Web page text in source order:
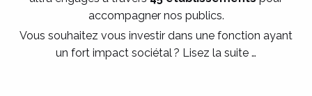
accompagner nos publics.
Vous souhaitez vous investir dans une fonction ayant
un fort impact sociétal ? Lisez la suite …